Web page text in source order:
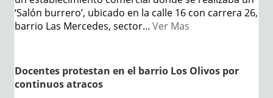
‘Salón burrero’, ubicado en la calle 16 con carrera 26,
barrio Las Mercedes, sector... Ver Mas
Docentes protestan en el barrio Los Olivos por
continuos atracos